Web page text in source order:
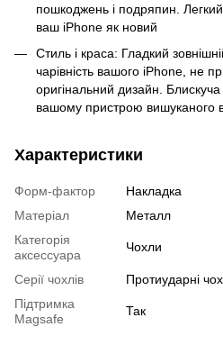
пошкоджень і подряпин.
ваш iPhone як новий
Стиль і краса: Гладкий
чарівність вашого iPhone, не
оригінальний дизайн.
вашому пристрою вишуканого
Характеристики
Форм-фактор
Накладка
Матеріал
Металл
Категорія
аксессуара
Чохли
Серії чохлів
Протиударні
Підтримка
Magsafe
Так